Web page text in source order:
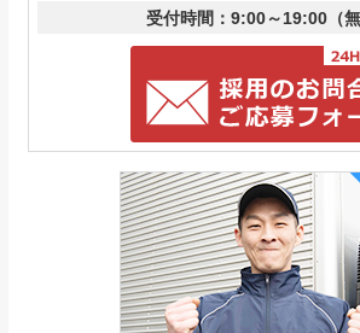
受付時間：9:00～19:00（無